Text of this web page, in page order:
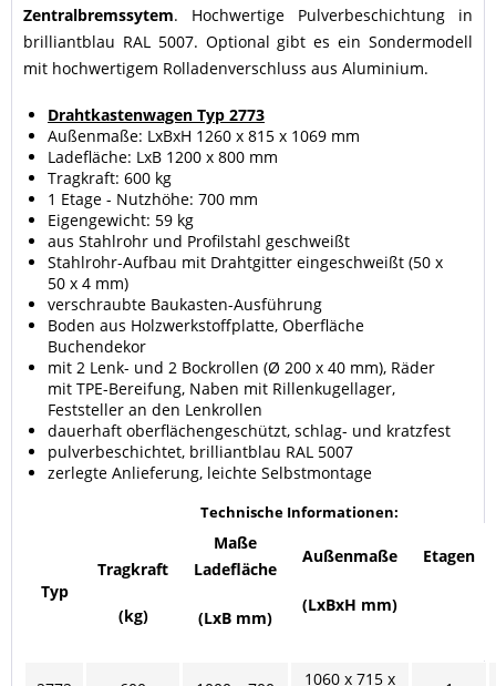
Zentralbremssytem. Hochwertige Pulverbeschichtung in
brilliantblau RAL 5007. Optional gibt es ein Sondermodell
mit hochwertigem Rolladenverschluss aus Aluminium.
Drahtkastenwagen Typ 2773
Außenmaße: LxBxH 1260 x 815 x 1069 mm
Ladefläche: LxB 1200 x 800 mm
Tragkraft: 600 kg
1 Etage - Nutzhöhe: 700 mm
Eigengewicht: 59 kg
aus Stahlrohr und Profilstahl geschweißt
Stahlrohr-Aufbau mit Drahtgitter eingeschweißt (50 x
50 x 4 mm)
verschraubte Baukasten-Ausführung
Boden aus Holzwerkstoffplatte, Oberfläche
Buchendekor
mit 2 Lenk- und 2 Bockrollen (Ø 200 x 40 mm), Räder
mit TPE-Bereifung, Naben mit Rillenkugellager,
Feststeller an den Lenkrollen
dauerhaft oberflächengeschützt, schlag- und kratzfest
pulverbeschichtet, brilliantblau RAL 5007
zerlegte Anlieferung, leichte Selbstmontage
Technische Informationen:
Typ
Tragkraft
(kg)
Maße
Ladefläche
(LxB mm)
Außenmaße
(LxBxH mm)
Etagen
1060 x 715 x